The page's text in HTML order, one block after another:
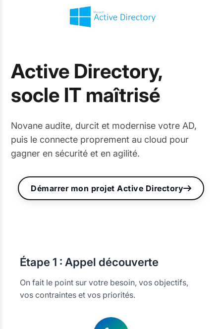
Active Directory,
socle IT maîtrisé
Novane audite, durcit et modernise votre AD,
puis le connecte proprement au cloud pour
gagner en sécurité et en agilité.
Démarrer mon projet Active Directory
Étape 1 : Appel découverte
On fait le point sur votre besoin, vos objectifs,
vos contraintes et vos priorités.